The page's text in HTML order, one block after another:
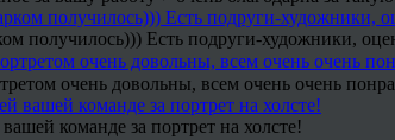
получилось))) Есть подруги-художники,
очень довольны, всем очень очень
команде за портрет на холсте!